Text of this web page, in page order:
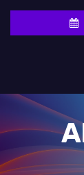
и
о